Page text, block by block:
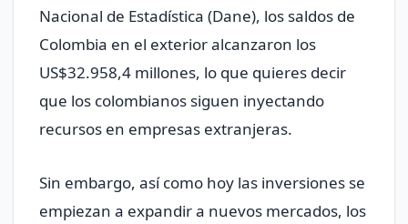
Nacional de Estadística (Dane), los saldos de
Colombia en el exterior alcanzaron los
US$32.958,4 millones, lo que quieres decir
que los colombianos siguen inyectando
recursos en empresas extranjeras.
Sin embargo, así como hoy las inversiones se
empiezan a expandir a nuevos mercados, los